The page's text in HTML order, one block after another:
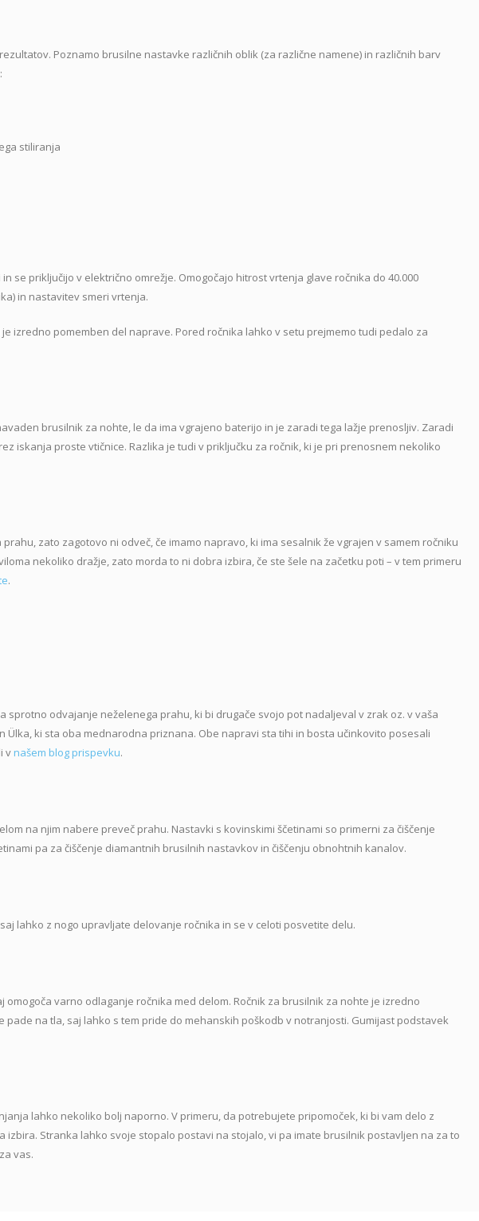
Poznamo brusilne nastavke različnih oblik (za različne namene) in različnih barv
stiliranja
priključijo v električno omrežje. Omogočajo hitrost vrtenja glave ročnika do 40.000
in nastavitev smeri vrtenja.
izredno pomemben del naprave. Pored ročnika lahko v setu prejmemo tudi pedalo za
brusilnik za nohte, le da ima vgrajeno baterijo in je zaradi tega lažje prenosljiv. Zaradi
iskanja proste vtičnice. Razlika je tudi v priključku za ročnik, ki je pri prenosnem nekoliko
zato zagotovo ni odveč, če imamo napravo, ki ima sesalnik že vgrajen v samem ročniku
nekoliko dražje, zato morda to ni dobra izbira, če ste šele na začetku poti – v tem primeru
.
odvajanje neželenega prahu, ki bi drugače svojo pot nadaljeval v zrak oz. v vaša
ki sta oba mednarodna priznana. Obe napravi sta tihi in bosta učinkovito posesali
v našem blog prispevku.
na njim nabere preveč prahu. Nastavki s kovinskimi ščetinami so primerni za čiščenje
pa za čiščenje diamantnih brusilnih nastavkov in čiščenju obnohtnih kanalov.
lahko z nogo upravljate delovanje ročnika in se v celoti posvetite delu.
varno odlaganje ročnika med delom. Ročnik za brusilnik za nohte je izredno
na tla, saj lahko s tem pride do mehanskih poškodb v notranjosti. Gumijast podstavek
lahko nekoliko bolj naporno. V primeru, da potrebujete pripomoček, ki bi vam delo z
izbira. Stranka lahko svoje stopalo postavi na stojalo, vi pa imate brusilnik postavljen na za to
vas.